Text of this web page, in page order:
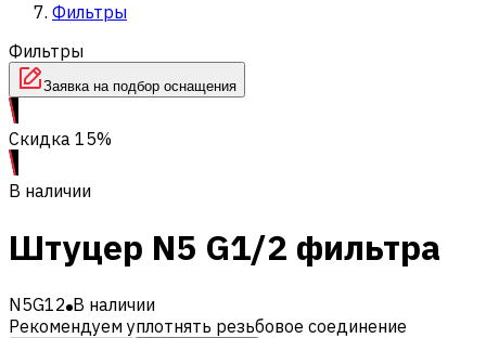
Фильтры
Фильтры
Заявка на подбор оснащения
Скидка 15%
В наличии
Штуцер N5 G1/2 фильтра
N5G12 В наличии
Рекомендуем уплотнять резьбовое соединение